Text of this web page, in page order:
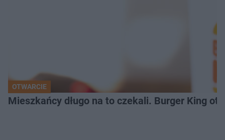
OTWARCIE
Mieszkańcy długo na to czekali. Burger King